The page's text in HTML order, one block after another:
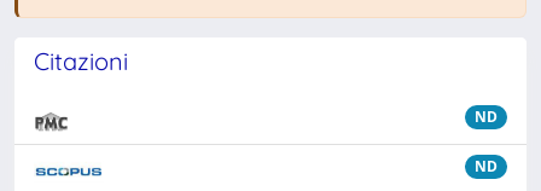
Citazioni
ND
ND